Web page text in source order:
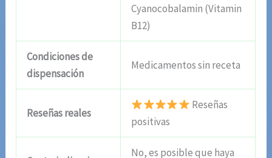
Cyanocobalamin (Vitamin
B12)
Condiciones de
dispensación
Medicamentos sin receta
Reseñas reales
Reseñas
positivas
No, es posible que haya